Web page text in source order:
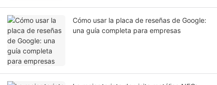
Cómo usar la placa de reseñas de Google:
una guía completa para empresas